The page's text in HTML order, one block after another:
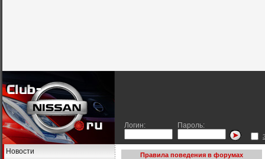
Логин: Пароль:
Новости
Правила поведения в форумах